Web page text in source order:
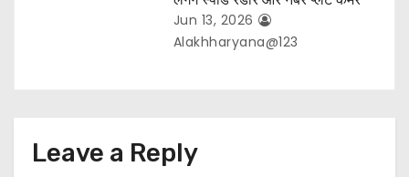
Jun 13, 2026
Alakhharyana@123
Leave a Reply